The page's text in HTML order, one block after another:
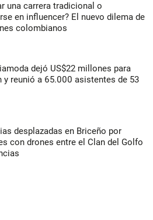
una carrera tradicional o
en influencer? El nuevo dilema de
colombianos
dejó US$22 millones para
y reunió a 65.000 asistentes de 53
desplazadas en Briceño por
con drones entre el Clan del Golfo